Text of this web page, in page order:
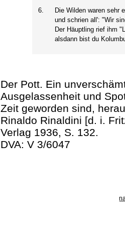
6.
Die Wilden waren sehr
und schrien all': "Wir
Der Häuptling rief ihm
alsdann bist du
Der Pott. Ein
Ausgelassenheit und
Zeit geworden sind,
Rinaldo Rinaldini [d. i.
Verlag 1936, S. 132.
DVA: V 3/6047